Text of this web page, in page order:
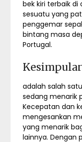
bek kiri terbaik di
sesuatu yang
penggemar
bintang masa
Portugal.
adalah salah
sedang menarik
Kecepatan dan
mengesankan
yang menarik
lainnya. Dengan